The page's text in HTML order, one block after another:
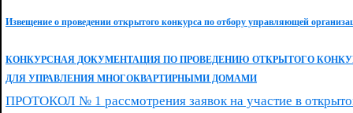
Извещение о проведении открытого конкурса по отбору управляющей
КОНКУРСНАЯ ДОКУМЕНТАЦИЯ ПО ПРОВЕДЕНИЮ ОТКРЫТОГО
ДЛЯ УПРАВЛЕНИЯ МНОГОКВАРТИРНЫМИ ДОМАМИ
ПРОТОКОЛ № 1 рассмотрения заявок на участие в